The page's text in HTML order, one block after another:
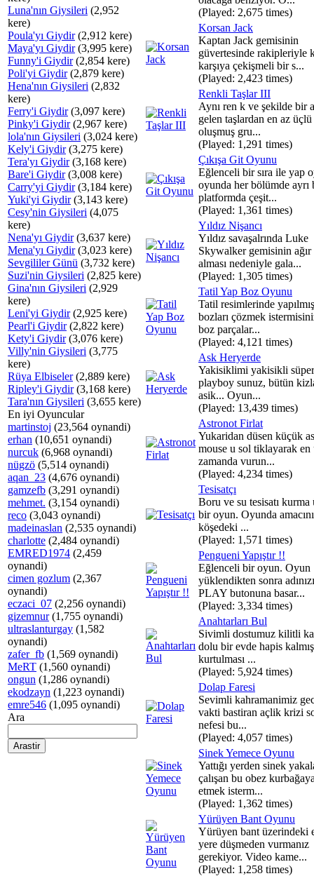
Luna'nın Giysileri (2,952
kere)
Poula'yı Giydir(2,912 kere)
Maya'yı Giydir(3,995 kere)
Funny'i Giydir(2,854 kere)
Poli'yi Giydir(2,879 kere)
Hena'nın Giysileri (2,832
kere)
Ferry'i Giydir(3,097 kere)
Pinky'i Giydir(2,967 kere)
lola'nın Giysileri (3,024 kere)
Kely'i Giydir(3,275 kere)
Tera'yı Giydir(3,168 kere)
Bare'i Giydir(3,008 kere)
Carry'yi Giydir(3,184 kere)
Yuki'yi Giydir(3,143 kere)
Cesy'nin Giysileri (4,075
kere)
Nena'yı Giydir(3,637 kere)
Mena'yı Giydir(3,023 kere)
Sevgililer Günü (3,732 kere)
Suzi'nin Giysileri (2,825 kere)
Gina'nın Giysileri (2,929
kere)
Leni'yi Giydir(2,925 kere)
Pearl'i Giydir(2,822 kere)
Kety'i Giydir(3,076 kere)
Villy'nin Giysileri (3,775
kere)
Rüya Elbiseler(2,889 kere)
Ripley'i Giydir(3,168 kere)
Tara'nın Giysileri (3,655 kere)
En iyi Oyuncular
martinstoj (23,564 oynandi)
erhan (10,651 oynandi)
nurcuk (6,968 oynandi)
nügzö (5,514 oynandi)
aqan_23 (4,676 oynandi)
gamzefb (3,291 oynandi)
mehmet. (3,154 oynandi)
reco (3,043 oynandi)
madeinaslan (2,535 oynandi)
charlotte (2,484 oynandi)
EMRED1974 (2,459
oynandi)
cimen gozlum (2,367
oynandi)
eczaci_07 (2,256 oynandi)
gizemnur(1,755 oynandi)
ultraslanturgay (1,582
oynandi)
zafer_fb (1,569 oynandi)
MeRT (1,560 oynandi)
ongun (1,286 oynandi)
ekodzayn (1,223 oynandi)
emre546 (1,095 oynandi)
Ara
(Played: 2,675 times)
Korsan Jack
Kaptan Jack gemisinin
güvertesinde rakipleriyle
karşıya çekişmeli bir s...
(Played: 2,423 times)
Renkli Taşlar III
Aynı ren k ve şekilde bir
gelen taşlardan en az
oluşmuş gru...
(Played: 1,291 times)
Çıkışa Git Oyunu
Eğlenceli bir sıra ile yap
oyunda her bölümde ayrı
platformda çeşit...
(Played: 1,361 times)
Yıldız Nişancı
Yıldız savaşalrında Luke
Skywalker gemisinin ağır
alması nedeniyle gala...
(Played: 1,305 times)
Tatil Yap Boz Oyunu
Tatil resimlerinde
bozları çözmek
boz parçalar...
(Played: 4,121 times)
Ask Heryerde
Yakisiklimi yakisikli
playboy sunuz, bütün
asik... Oyun...
(Played: 13,439 times)
Astronot Firlat
Yukaridan düsen küçük
mouse u sol tiklayarak en
zamanda vurun...
(Played: 4,234 times)
Tesisatçı
Boru ve su tesisatı kurma
bir oyun. Oyunda
köşedeki ...
(Played: 1,571 times)
Pengueni Yapıştır !!
Eğlenceli bir oyun. Oyun
yüklendikten sonra
PLAY butonuna basar...
(Played: 3,334 times)
Anahtarları Bul
Sivimli dostumuz kilitli
dolu bir evde hapis
kurtulması ...
(Played: 5,924 times)
Dolap Faresi
Sevimli kahramanimiz
vakti bastiran açlik krizi
nefesi bu...
(Played: 4,057 times)
Sinek Yemece Oyunu
Yattığı yerden sinek
çalışan bu obez
etmek isterm...
(Played: 1,362 times)
Yürüyen Bant Oyunu
Yürüyen bant üzerindeki
yere düşmeden vurmanız
gerekiyor. Video kame...
(Played: 1,258 times)